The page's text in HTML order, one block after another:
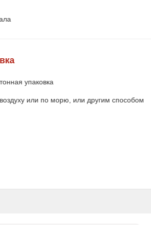
упаковка
или по морю, или другим способом